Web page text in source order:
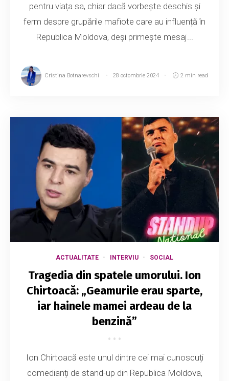
pentru viața sa, chiar dacă vorbește deschis și
ferm despre grupările mafiote care au influență în
Republica Moldova, deși primește mesaj...
Cristina Botnarevschi 28 octombrie 2024 2 min read
ACTUALITATE INTERVIU SOCIAL
Tragedia din spatele umorului. Ion
Chirtoacă: „Geamurile erau sparte,
iar hainele mamei ardeau de la
benzină”
Ion Chirtoacă este unul dintre cei mai cunoscuți
comedianți de stand-up din Republica Moldova,